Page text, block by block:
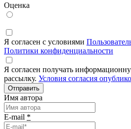
Оценка
Я согласен с условиями
Политики конфиденциальности
Я согласен получать
рассылку. Условия согласия
Отправить
Имя автора
E-mail *